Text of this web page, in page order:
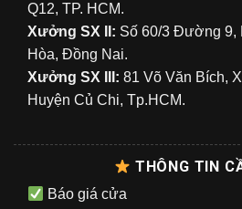
Q12, TP. HCM.
Xưởng SX II: Số 60/3 Đường 9,
Hòa, Đồng Nai.
Xưởng SX III: 81 Võ Văn Bích,
Huyện Củ Chi, Tp.HCM.
THÔNG TIN
Báo giá cửa